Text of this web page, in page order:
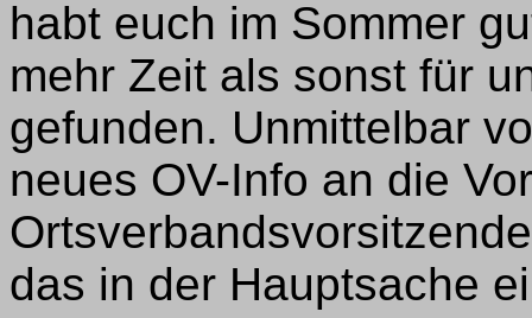
habt euch im Sommer
mehr Zeit als sonst für
gefunden. Unmittelbar
neues OV-Info an die
das in der Hauptsache